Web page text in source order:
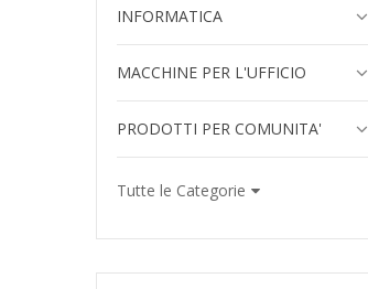
INFORMATICA
MACCHINE PER L'UFFICIO
PRODOTTI PER COMUNITA'
Tutte le Categorie